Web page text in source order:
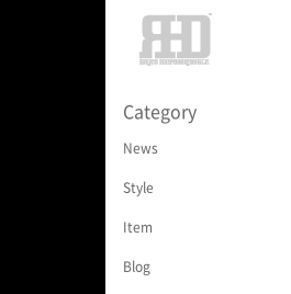
Category
News
Style
Item
Blog